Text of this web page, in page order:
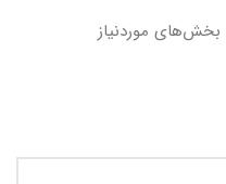
بخش‌های موردنیاز